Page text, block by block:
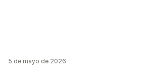
5 de mayo de 2026